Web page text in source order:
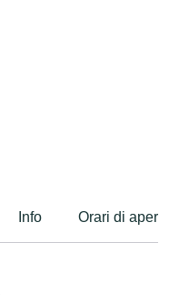
Info Orari di